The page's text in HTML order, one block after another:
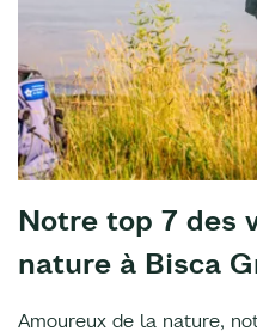
Notre top 7 des
nature à Bisca
Amoureux de la nature,